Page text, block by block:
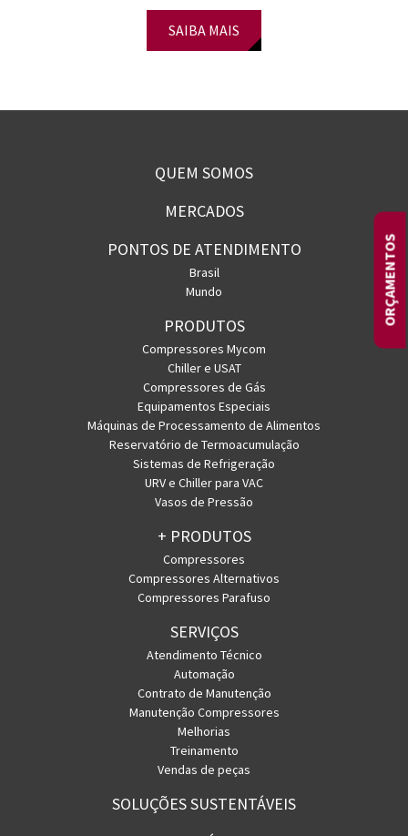
SAIBA MAIS
ORÇAMENTOS
QUEM SOMOS
MERCADOS
PONTOS DE ATENDIMENTO
Brasil
Mundo
PRODUTOS
Compressores Mycom
Chiller e USAT
Compressores de Gás
Equipamentos Especiais
Máquinas de Processamento de Alimentos
Reservatório de Termoacumulação
Sistemas de Refrigeração
URV e Chiller para VAC
Vasos de Pressão
+ PRODUTOS
Compressores
Compressores Alternativos
Compressores Parafuso
SERVIÇOS
Atendimento Técnico
Automação
Contrato de Manutenção
Manutenção Compressores
Melhorias
Treinamento
Vendas de peças
SOLUÇÕES SUSTENTÁVEIS